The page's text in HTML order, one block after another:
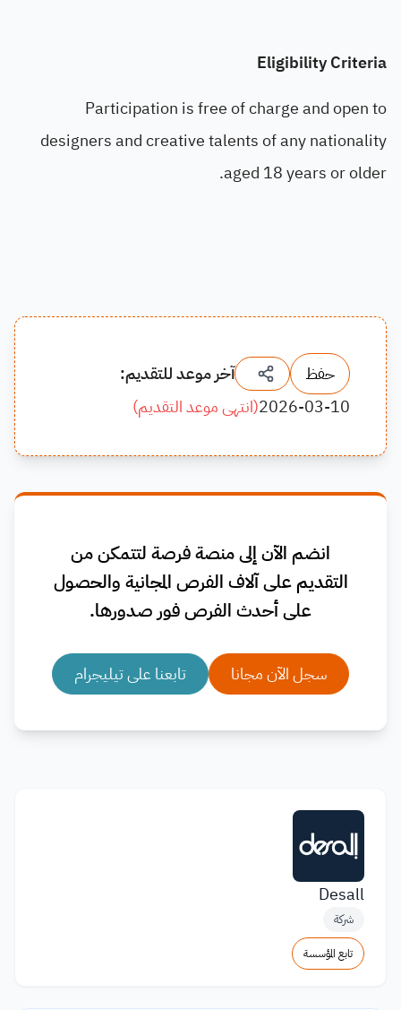
Eligibility Criteria
Participation is free of charge and open to
designers and creative talents of any nationality
aged 18 years or older.
حفظ
آخر موعد للتقديم:
2026-03-10
(انتهى موعد التقديم)
انضم الآن إلى منصة فرصة لتتمكن من
التقديم على آلاف الفرص المجانية والحصول
على أحدث الفرص فور صدورها.
سجل الآن مجانا تابعنا على تيليجرام
Desall
شركة
تابع المؤسسة